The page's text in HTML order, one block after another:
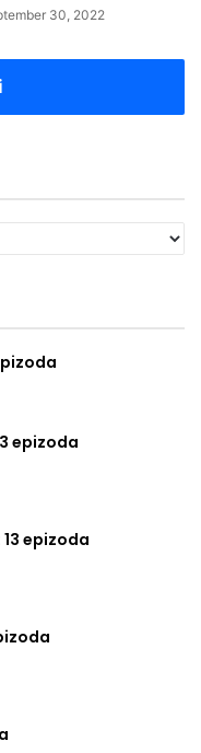
30, 2022
epizoda
epizoda